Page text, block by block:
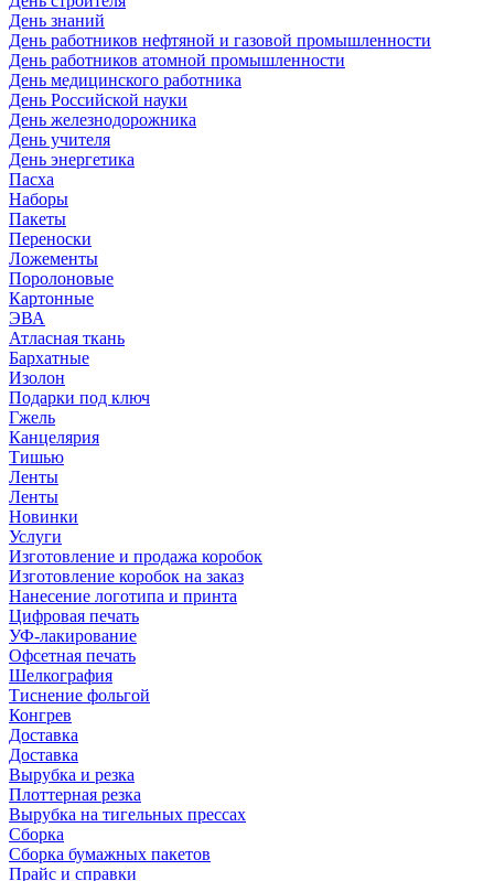
День знаний
День работников нефтяной и газовой промышленности
День работников атомной промышленности
День медицинского работника
День Российской науки
День железнодорожника
День учителя
День энергетика
Пасха
Наборы
Пакеты
Переноски
Ложементы
Поролоновые
Картонные
ЭВА
Атласная ткань
Бархатные
Изолон
Подарки под ключ
Гжель
Канцелярия
Тишью
Ленты
Ленты
Новинки
Услуги
Изготовление и продажа коробок
Изготовление коробок на заказ
Нанесение логотипа и принта
Цифровая печать
УФ-лакирование
Офсетная печать
Шелкография
Тиснение фольгой
Конгрев
Доставка
Доставка
Вырубка и резка
Плоттерная резка
Вырубка на тигельных прессах
Сборка
Сборка бумажных пакетов
Прайс и справки